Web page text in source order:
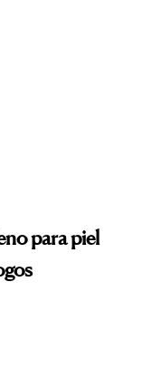
para piel